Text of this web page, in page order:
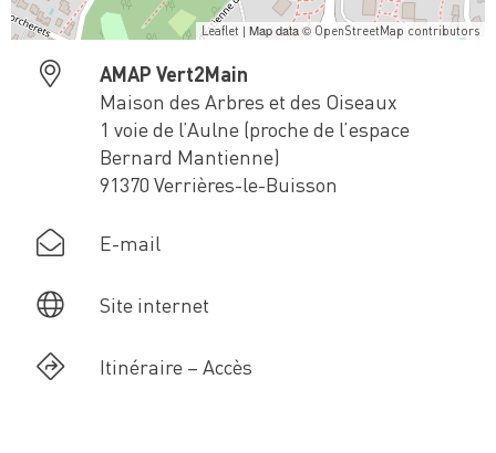
Leaflet | Map data © OpenStreetMap contributors
AMAP Vert2Main
Maison des Arbres et des Oiseaux
1 voie de l’Aulne (proche de l’espace
Bernard Mantienne)
91370 Verrières-le-Buisson
E-mail
Site internet
Itinéraire – Accès